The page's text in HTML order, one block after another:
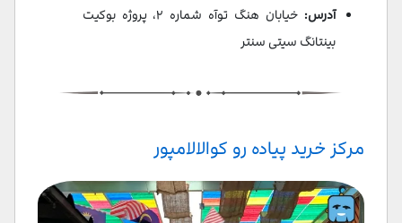
آدرس:
خیابان هنگ توآه شماره ۲، پروژه بوکیت
بینتانگ سیتی سنتر
مرکز خرید پیاده رو کوالالامپور